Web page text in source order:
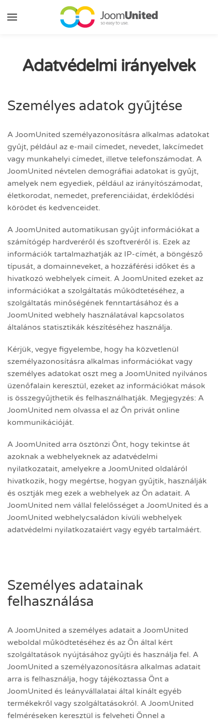
Ugrás a fő tartalomhoz
Adatvédelmi irányelvek
Személyes adatok gyűjtése
A JoomUnited személyazonosításra alkalmas adatokat
gyűjt, például az e-mail címedet, nevedet, lakcímedet
vagy munkahelyi címedet, illetve telefonszámodat. A
JoomUnited névtelen demográfiai adatokat is gyűjt,
amelyek nem egyediek, például az irányítószámodat,
életkorodat, nemedet, preferenciáidat, érdeklődési
körödet és kedvenceidet.
A JoomUnited automatikusan gyűjt információkat a
számítógép hardveréről és szoftveréről is. Ezek az
információk tartalmazhatják az IP-címét, a böngésző
típusát, a domainneveket, a hozzáférési időket és a
hivatkozó webhelyek címeit. A JoomUnited ezeket az
információkat a szolgáltatás működtetéséhez, a
szolgáltatás minőségének fenntartásához és a
JoomUnited webhely használatával kapcsolatos
általános statisztikák készítéséhez használja.
Kérjük, vegye figyelembe, hogy ha közvetlenül
személyazonosításra alkalmas információkat vagy
személyes adatokat oszt meg a JoomUnited nyilvános
üzenőfalain keresztül, ezeket az információkat mások
is összegyűjthetik és felhasználhatják. Megjegyzés: A
JoomUnited nem olvassa el az Ön privát online
kommunikációját.
A JoomUnited arra ösztönzi Önt, hogy tekintse át
azoknak a webhelyeknek az adatvédelmi
nyilatkozatait, amelyekre a JoomUnited oldaláról
hivatkozik, hogy megértse, hogyan gyűjtik, használják
és osztják meg ezek a webhelyek az Ön adatait. A
JoomUnited nem vállal felelősséget a JoomUnited és a
JoomUnited webhelycsaládon kívüli webhelyek
adatvédelmi nyilatkozataiért vagy egyéb tartalmáért.
Személyes adatainak
felhasználása
A JoomUnited a személyes adatait a JoomUnited
weboldal működtetéséhez és az Ön által kért
szolgáltatások nyújtásához gyűjti és használja fel. A
JoomUnited a személyazonosításra alkalmas adatait
arra is felhasználja, hogy tájékoztassa Önt a
JoomUnited és leányvállalatai által kínált egyéb
termékekről vagy szolgáltatásokról. A JoomUnited
felméréseken keresztül is felveheti Önnel a